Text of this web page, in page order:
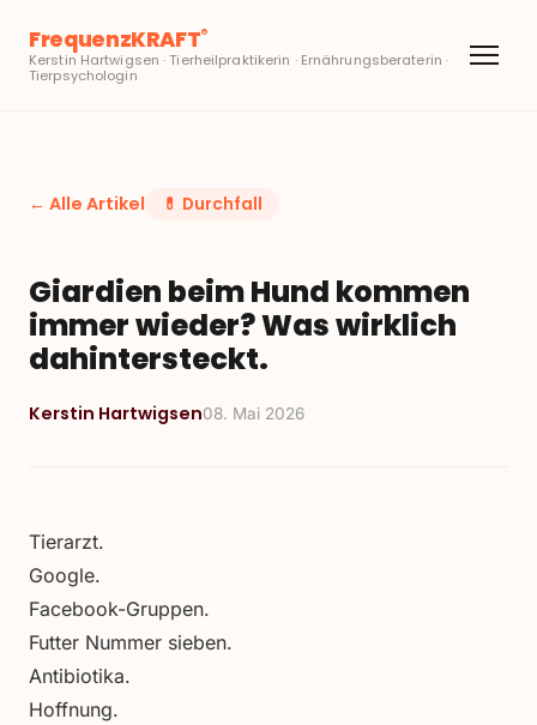
FrequenzKRAFT®
Kerstin Hartwigsen · Tierheilpraktikerin · Ernährungsberaterin ·
Tierpsychologin
← Alle Artikel 💊 Durchfall
Giardien beim Hund kommen
immer wieder? Was wirklich
dahintersteckt.
Kerstin Hartwigsen08. Mai 2026
Tierarzt.
Google.
Facebook-Gruppen.
Futter Nummer sieben.
Antibiotika.
Hoffnung.